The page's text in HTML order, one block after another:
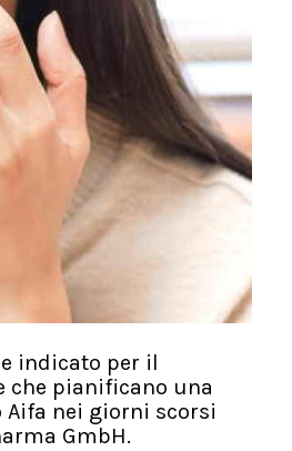
indicato per il
che pianificano una
nei giorni scorsi
GmbH.